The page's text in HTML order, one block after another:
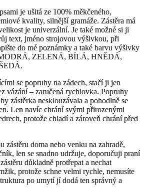
je ušitá ze 100% měkčeného,
kvality, silnější gramáže. Zástěra má
je univerzální. Je také možné si ji
text, jméno strojovou výšivkou, při
do mé poznámky a také barvu výšivky
ZELENÁ, BÍLÁ, HNĚDÁ,
se popruhy na zádech, stačí ji jen
vázání – zaručená rychlovka. Popruhy
zástěrka nesklouzávala a pohodlně se
Len navíc chrání svými přirozenými
protože chladí a zároveň chrání před
zástěru doma nebo venku na zahradě,
len se snadno udržuje, doporučuji praní
důkladně protřepat a nechat
protože schne velmi rychle, nemusíte
po umytí jí dodá ten správný a